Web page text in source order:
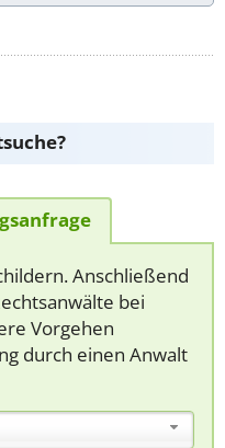
Anschließend
bei
Vorgehen
durch einen Anwalt